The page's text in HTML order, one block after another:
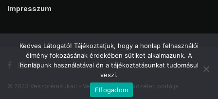
Impresszum
© 2023 VeszprémKukac - Veszprém online közéleti portálja
Kedves Látogató! Tájékoztatjuk, hogy a honlap felhasználói
élmény fokozásának érdekében sütiket alkalmazunk. A
honlapunk használatával ön a tájékoztatásunkat tudomásul
veszi.
Elfogadom